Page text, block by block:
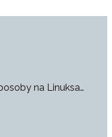
na Linuksa…